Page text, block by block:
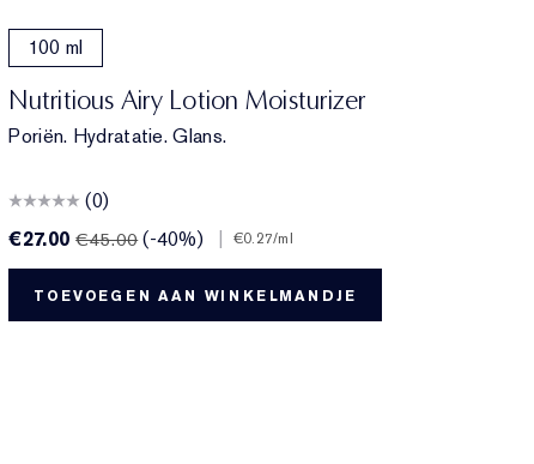
100 ml
Nutritious Airy Lotion Moisturizer
Poriën. Hydratatie. Glans.
(0)
€27.00€45.00 (-40%) | €0.27/ml
TOEVOEGEN AAN WINKELMANDJE